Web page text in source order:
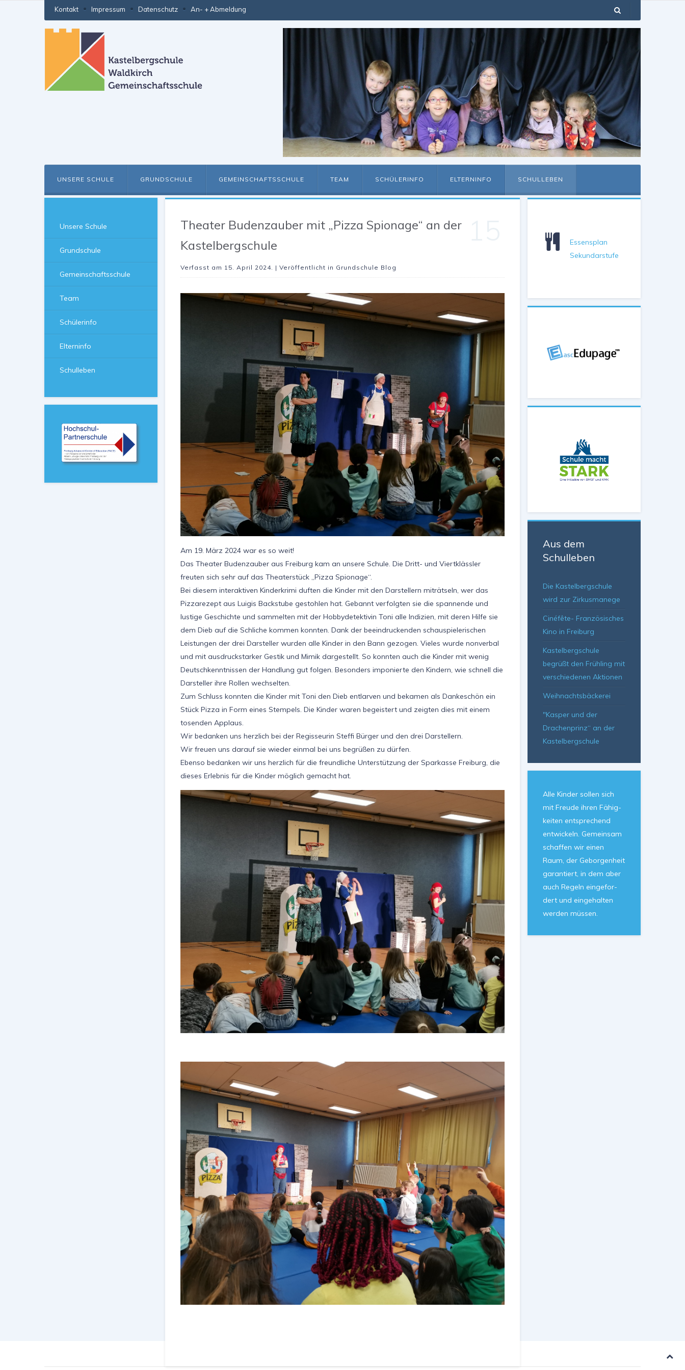
Kontakt Impressum Datenschutz An- + Abmeldung
UNSERE SCHULE GRUNDSCHULE GEMEINSCHAFTSSCHULE TEAM SCHÜLERINFO ELTERNINFO SCHULLEBEN
Theater Budenzauber mit „Pizza Spionage“ an der
Kastelbergschule
Verfasst am 15. April 2024. | Veröffentlicht in Grundschule Blog
Am 19. März 2024 war es so weit!
Das Theater Budenzauber aus Freiburg kam an unsere Schule. Die Dritt- und Viertklässler
freuten sich sehr auf das Theaterstück „Pizza Spionage“.
Bei diesem interaktiven Kinderkrimi duften die Kinder mit den Darstellern miträtseln, wer das
Pizzarezept aus Luigis Backstube gestohlen hat. Gebannt verfolgten sie die spannende und
lustige Geschichte und sammelten mit der Hobbydetektivin Toni alle Indizien, mit deren Hilfe sie
dem Dieb auf die Schliche kommen konnten. Dank der beeindruckenden schauspielerischen
Leistungen der drei Darsteller wurden alle Kinder in den Bann gezogen. Vieles wurde nonverbal
und mit ausdruckstarker Gestik und Mimik dargestellt. So konnten auch die Kinder mit wenig
Deutschkenntnissen der Handlung gut folgen. Besonders imponierte den Kindern, wie schnell die
Darsteller ihre Rollen wechselten.
Zum Schluss konnten die Kinder mit Toni den Dieb entlarven und bekamen als Dankeschön ein
Stück Pizza in Form eines Stempels. Die Kinder waren begeistert und zeigten dies mit einem
tosenden Applaus.
Wir bedanken uns herzlich bei der Regisseurin Steffi Bürger und den drei Darstellern.
Wir freuen uns darauf sie wieder einmal bei uns begrüßen zu dürfen.
Ebenso bedanken wir uns herzlich für die freundliche Unterstützung der Sparkasse Freiburg, die
dieses Erlebnis für die Kinder möglich gemacht hat.
Unsere Schule
Grundschule
Gemeinschaftsschule
Team
Schülerinfo
Elterninfo
Schulleben
Essensplan
Sekundarstufe
Aus dem
Schulleben
Die Kastelbergschule
wird zur Zirkusmanege
Cinéfête- Französisches
Kino in Freiburg
Kastelbergschule
begrüßt den Frühling mit
verschiedenen Aktionen
Weihnachtsbäckerei
"Kasper und der
Drachenprinz“ an der
Kastelbergschule
Alle Kin­der sol­len sich
mit Freu­de ih­ren Fä­hig­
kei­ten ent­spre­chend
ent­wickeln. Ge­mein­sam
schaf­fen wir ei­nen
Raum, der Ge­bor­gen­heit
ga­ran­tiert, in dem aber
auch Re­geln ein­ge­for­
dert und ein­ge­hal­ten
wer­den müs­sen.